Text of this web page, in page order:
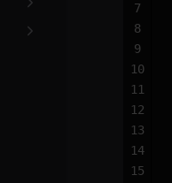
7
8
9
10
11
12
13
14
15